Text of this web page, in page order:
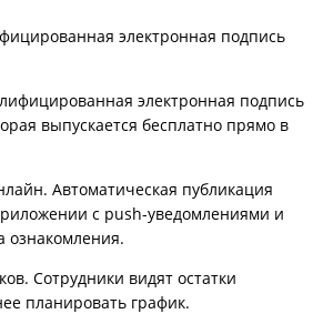
электронная подпись
электронная подпись
выпускается бесплатно прямо в
Автоматическая публикация
с push-уведомлениями и
ознакомления.
Сотрудники видят остатки
планировать график.